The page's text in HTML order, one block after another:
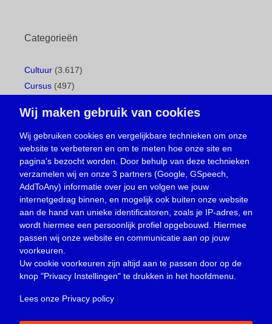
Categorieën
Cultuur (3.617)
Cursus (497)
Gemeentepagina(104)
Ingezonden brief(539)
Media(156)
Nieuws (23.330)
Oproep(734)
Overlijden(39)
Podcast(18)
prijsvraag (5)
Religie (1.438)
Service(226)
Wij maken gebruik van cookies
Wij gebruiken cookies en vergelijkbare technieken om onze
website te verbeteren en om te meten hoe onze site en
pagina's bezocht worden. Door behulp van deze technieken
verzamelen wij en onze 3 partners (Google, GSpeech,
AddToAny) informatie over jou en volgen we jouw
internetgedrag binnen, en mogelijk ook buiten onze website
aan de hand van unieke identificatoren, zoals je IP-adres, en
wordt hiermee een persoonlijk profiel opgebouwd. Hiermee
passen wij onze website en communicatie aan op jouw
voorkeuren.
Uw cookie voorkeuren zijn altijd aan te passen door op de
knop "Privacy Instellingen" te drukken in het hoofdmenu.
Lees onze Privacy policy |